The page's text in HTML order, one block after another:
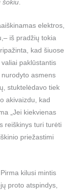
šokiu.
elektros,
iš pradžių tokia
kad šiuose
paklūstantis
asmens
stuktelėdavo tiek
akivaizdu, kad
„Jei kiekvienas
reiškinys turi turėti
priežastimi
kilusi mintis
proto atspindys,